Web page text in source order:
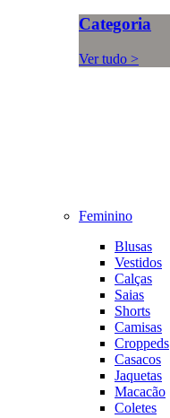
Categoria
Ver tudo >
Feminino
Blusas
Vestidos
Calças
Saias
Shorts
Camisas
Croppeds
Casacos
Jaquetas
Macacão
Coletes